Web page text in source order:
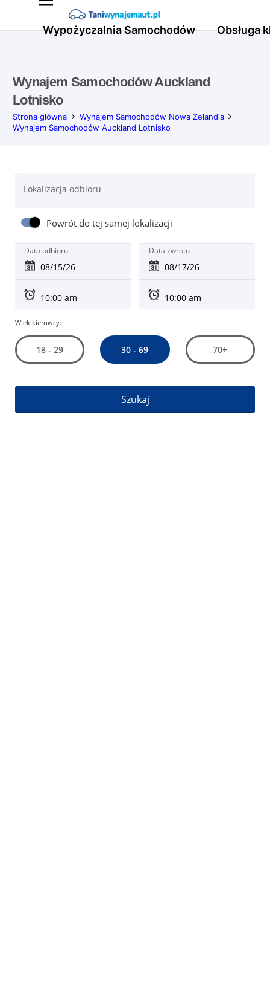
Wypożyczalnia Samochodów Obsługa
Wynajem Samochodów Auckland
Lotnisko
Strona główna
Wynajem Samochodów Nowa Zelandia
Wynajem Samochodów Auckland Lotnisko
Lokalizacja odbioru
Powrót do tej samej lokalizacji
Data odbioru Data zwrotu
Wiek kierowcy:
18 - 29 30 - 69 70+
Szukaj